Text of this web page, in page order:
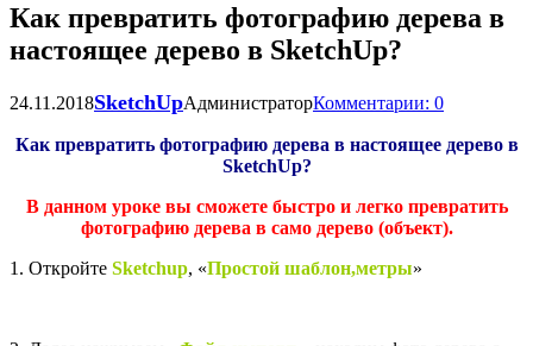
Как превратить фотографию дерева в
настоящее дерево в SketchUp?
24.11.2018SketchUpАдминистраторКомментарии: 0
Как превратить фотографию дерева в настоящее дерево в
SketchUp?
В данном уроке вы сможете быстро и легко превратить
фотографию дерева в само дерево (объект).
1. Откройте Sketchup, «Простой шаблон,метры»